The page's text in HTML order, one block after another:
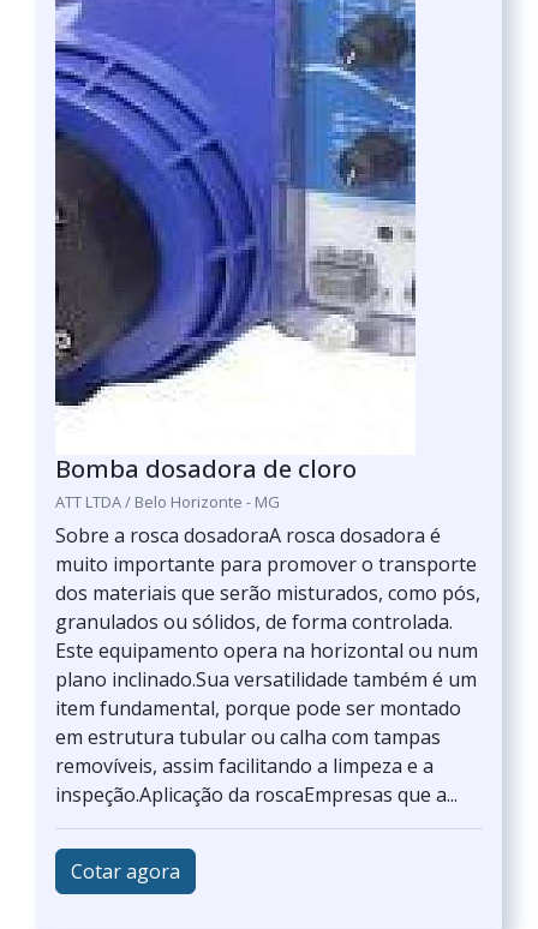
Bomba dosadora de cloro
ATT LTDA / Belo Horizonte - MG
Sobre a rosca dosadoraA rosca dosadora é
muito importante para promover o transporte
dos materiais que serão misturados, como pós,
granulados ou sólidos, de forma controlada.
Este equipamento opera na horizontal ou num
plano inclinado.Sua versatilidade também é um
item fundamental, porque pode ser montado
em estrutura tubular ou calha com tampas
removíveis, assim facilitando a limpeza e a
inspeção.Aplicação da roscaEmpresas que a...
Cotar agora